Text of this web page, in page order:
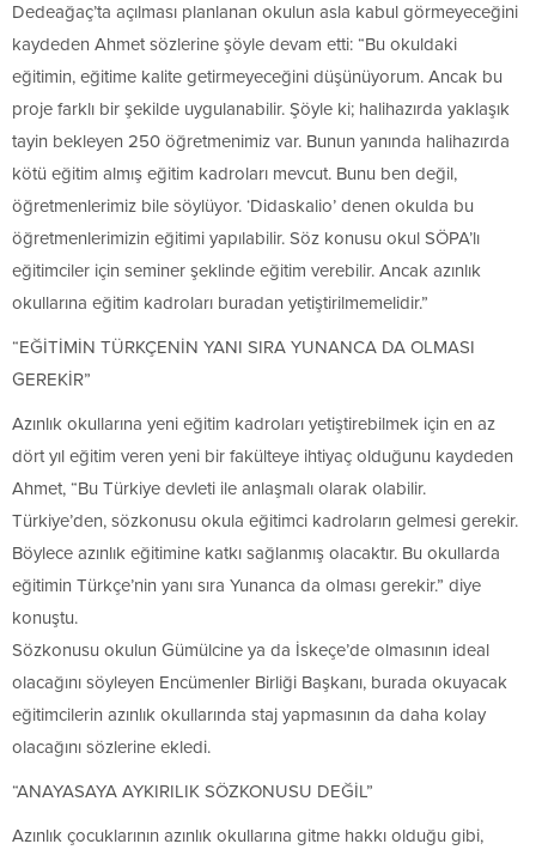
Dedeağaç’ta açılması planlanan okulun asla kabul görmeyeceğini
kaydeden Ahmet sözlerine şöyle devam etti: “Bu okuldaki
eğitimin, eğitime kalite getirmeyeceğini düşünüyorum. Ancak bu
proje farklı bir şekilde uygulanabilir. Şöyle ki; halihazırda yaklaşık
tayin bekleyen 250 öğretmenimiz var. Bunun yanında halihazırda
kötü eğitim almış eğitim kadroları mevcut. Bunu ben değil,
öğretmenlerimiz bile söylüyor. ‘Didaskalio’ denen okulda bu
öğretmenlerimizin eğitimi yapılabilir. Söz konusu okul SÖPA’lı
eğitimciler için seminer şeklinde eğitim verebilir. Ancak azınlık
okullarına eğitim kadroları buradan yetiştirilmemelidir.”
“EĞİTİMİN TÜRKÇENİN YANI SIRA YUNANCA DA OLMASI
GEREKİR”
Azınlık okullarına yeni eğitim kadroları yetiştirebilmek için en az
dört yıl eğitim veren yeni bir fakülteye ihtiyaç olduğunu kaydeden
Ahmet, “Bu Türkiye devleti ile anlaşmalı olarak olabilir.
Türkiye’den, sözkonusu okula eğitimci kadroların gelmesi gerekir.
Böylece azınlık eğitimine katkı sağlanmış olacaktır. Bu okullarda
eğitimin Türkçe’nin yanı sıra Yunanca da olması gerekir.” diye
konuştu.
Sözkonusu okulun Gümülcine ya da İskeçe’de olmasının ideal
olacağını söyleyen Encümenler Birliği Başkanı, burada okuyacak
eğitimcilerin azınlık okullarında staj yapmasının da daha kolay
olacağını sözlerine ekledi.
“ANAYASAYA AYKIRILIK SÖZKONUSU DEĞİL”
Azınlık çocuklarının azınlık okullarına gitme hakkı olduğu gibi,